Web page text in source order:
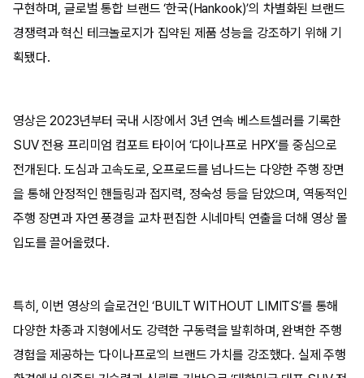
구현하며, 글로벌 통합 브랜드 ‘한국(Hankook)’의 차별화된 브랜드
경쟁력과 혁신 테크놀로지가 집약된 제품 성능을 강조하기 위해 기
획됐다.
영상은 2023년부터 국내 시장에서 3년 연속 베스트셀러를 기록한
SUV 전용 프리미엄 컴포트 타이어 ‘다이나프로 HPX’를 중심으로
전개된다. 도심과 고속도로, 오프로드를 넘나드는 다양한 주행 장면
을 통해 안정적인 핸들링과 접지력, 정숙성 등을 담았으며, 역동적인
주행 장면과 자연 풍경을 교차 편집한 시네마틱 연출을 더해 영상 몰
입도를 끌어올렸다.
특히, 이번 영상의 슬로건인 ‘BUILT WITHOUT LIMITS’를 통해
다양한 차종과 지형에서도 강력한 구동력을 발휘하며, 완벽한 주행
경험을 제공하는 ‘다이나프로’의 브랜드 가치를 강조했다. 실제 주행